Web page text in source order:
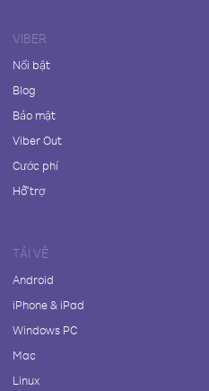
VIBER
Nổi bật
Blog
Bảo mật
Viber Out
Cước phí
Hỗ trợ
TẢI VỀ
Android
iPhone & iPad
Windows PC
Mac
Linux